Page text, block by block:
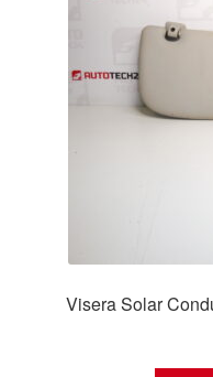
Visera Solar